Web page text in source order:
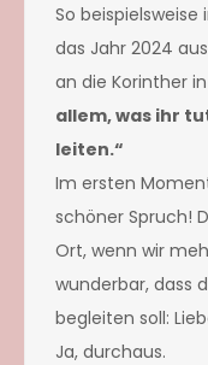
So
das Jahr 2024
an die Korinther in
allem, was ihr
leiten.“
Im ersten
schöner Spruch!
Ort, wenn wir
wunderbar, dass
begleiten soll:
Ja, durchaus.